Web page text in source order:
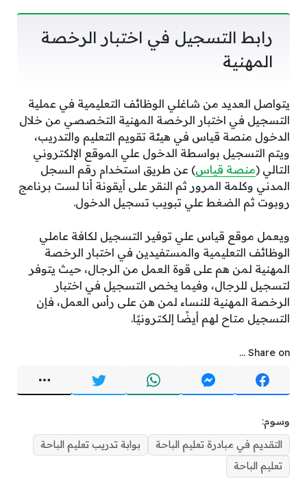
رابط التسجيل في اختبار الرخصة
المهنية
يتواصل العديد من شاغلي الوظائف التعليمية في عملية
التسجيل في اختبار الرخصة المهنية التخصصي من خلال
الدخول منصة قياس في هيئة تقويم التعليم والتدريب،
ويتم التسجيل بواسطة الدخول علي الموقع الإلكتروني
التالي (منصة قياس) عن طريق استخدام رقم السجل
المدني وكلمة المرور ثم النقر على أيقونة أنا لست برنامج
روبوت ثم الضغط علي تبويب تسجيل الدخول.
ويعمل موقع قياس علي توفير التسجيل لكافة عاملي
الوظائف التعليمية والمستفيدين في اختبار الرخصة
المهنية لمن هم على قوة العمل من الرجال، حيث يتوفر
لتسجيل للرجال، وفيما يخص التسجيل في اختبار
الرخصة المهنية للنساء لمن هن على رأس العمل، فإن
التسجيل متاح لهم أيضًا إلكترونيًا.
Share on ...
وسوم:
التقديم في مبادرة تعليم الباحة
بوابة تدريب تعليم الباحة
تعليم الباحة